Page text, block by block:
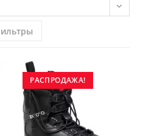
РАСПРОДАЖА!